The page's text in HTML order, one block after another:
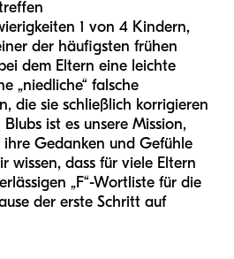
1 von 4 Kindern,
der häufigsten frühen
dem Eltern eine leichte
„niedliche“ falsche
die sie schließlich korrigieren
ist es unsere Mission,
Gedanken und Gefühle
wissen, dass für viele Eltern
„F“-Wortliste für die
der erste Schritt auf